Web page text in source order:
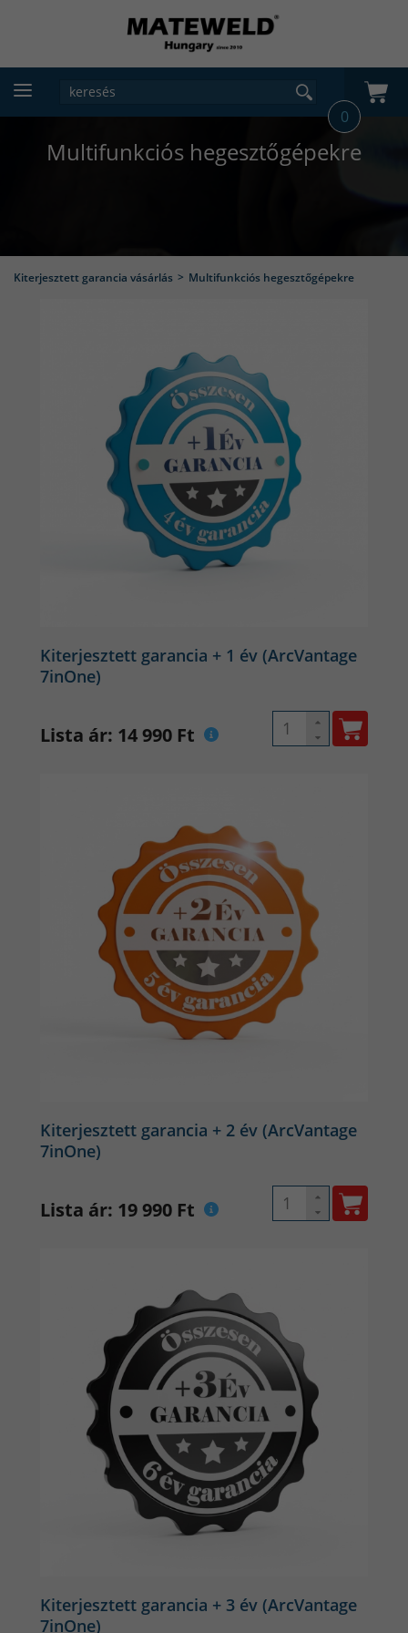
0
Multifunkciós hegesztőgépekre
Kiterjesztett garancia vásárlás Multifunkciós hegesztőgépekre
Kiterjesztett garancia + 1 év (ArcVantage
7inOne)
Lista ár: 14 990 Ft
Kiterjesztett garancia + 2 év (ArcVantage
7inOne)
Lista ár: 19 990 Ft
Kiterjesztett garancia + 3 év (ArcVantage
7inOne)